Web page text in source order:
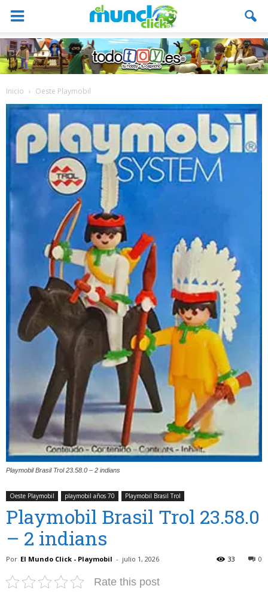
Inicio Oeste Playmobil
Playmobil Brasil Trol 23.58.0 – 2 indians
Oeste Playmobil playmobil años 70 Playmobil Brasil Trol
Playmobil Brasil Trol 23.58.0
– 2 indians
Por El Mundo Click - Playmobil - julio 1, 2026 0
33
Rate this post